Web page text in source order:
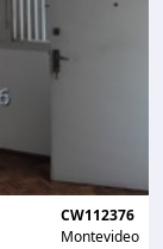
CW112376
Montevideo